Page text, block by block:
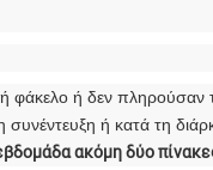
φάκελο ή δεν
συνέντευξη ή κατά τη
ακόμη δύο